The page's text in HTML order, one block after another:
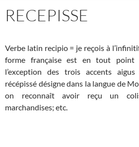
RECEPISSE
Verbe latin recipio = je reçois à
forme française est en tout
l’exception des trois accents
récépissé désigne dans la langue de
on reconnaît avoir reçu un
marchandises; etc.